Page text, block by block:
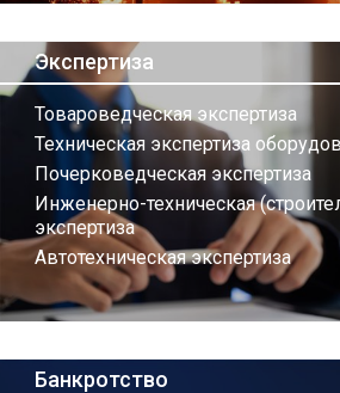
Экспертиза
Товароведческая экспертиза
Техническая экспертиза
Почерковедческая экспертиза
Инженерно-техническая
экспертиза
Автотехническая экспертиза
Банкротство